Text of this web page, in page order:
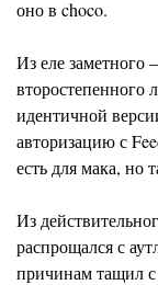
оно в choco.
Из еле заметного
второстепенного
идентичной
авторизацию с
есть для мака, но
Из
распрощался с
причинам тащил с